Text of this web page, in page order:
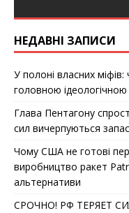
НЕДАВНІ ЗАПИСИ
У полоні власних
головною
Глава Пентагону
сил вичерпуються
Чому США не готові
виробництво ракет
альтернативи
СРОЧНО! РФ ТЕРЯЕТ